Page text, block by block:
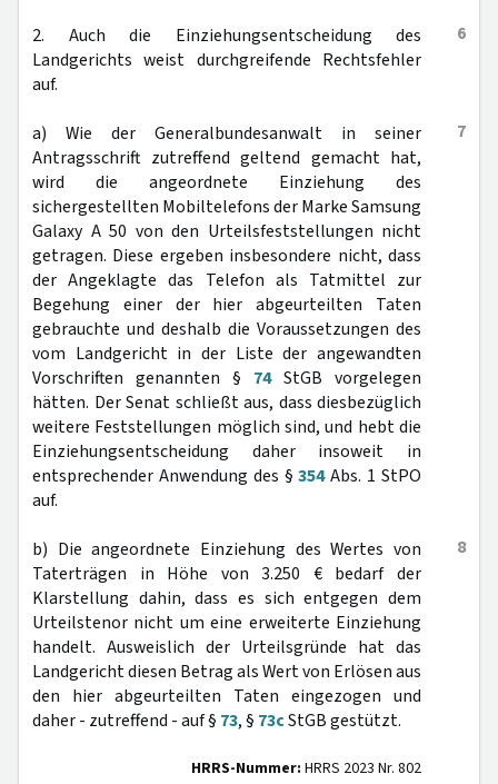
6
2. Auch die Einziehungsentscheidung des
Landgerichts weist durchgreifende Rechtsfehler
auf.
7
a) Wie der Generalbundesanwalt in seiner
Antragsschrift zutreffend geltend gemacht hat,
wird die angeordnete Einziehung des
sichergestellten Mobiltelefons der Marke Samsung
Galaxy A 50 von den Urteilsfeststellungen nicht
getragen. Diese ergeben insbesondere nicht, dass
der Angeklagte das Telefon als Tatmittel zur
Begehung einer der hier abgeurteilten Taten
gebrauchte und deshalb die Voraussetzungen des
vom Landgericht in der Liste der angewandten
Vorschriften genannten § 74StGB vorgelegen
hätten. Der Senat schließt aus, dass diesbezüglich
weitere Feststellungen möglich sind, und hebt die
Einziehungsentscheidung daher insoweit in
entsprechender Anwendung des §354Abs. 1 StPO
auf.
8
b) Die angeordnete Einziehung des Wertes von
Taterträgen in Höhe von 3.250 € bedarf der
Klarstellung dahin, dass es sich entgegen dem
Urteilstenor nicht um eine erweiterte Einziehung
handelt. Ausweislich der Urteilsgründe hat das
Landgericht diesen Betrag als Wert von Erlösen aus
den hier abgeurteilten Taten eingezogen und
daher - zutreffend - auf § 73, § 73cStGB gestützt.
HRRS-Nummer: HRRS 2023 Nr. 802